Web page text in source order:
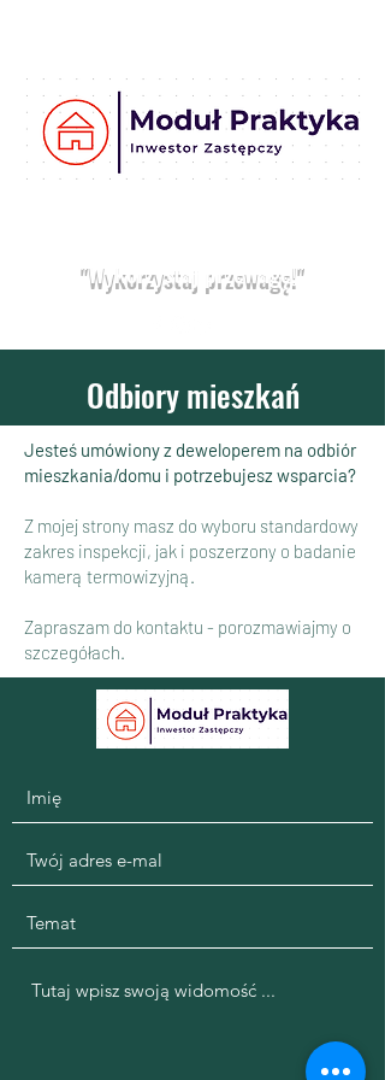
Moduł
Praktyka
"Wykorzystaj przewagę!"
Odbiory mieszkań
Jesteś umówiony z deweloperem na odbiór
mieszkania/domu i potrzebujesz wsparcia?
Z mojej strony masz do wyboru standardowy
zakres inspekcji, jak i poszerzony o badanie
kamerą termowizyjną.
Zapraszam do kontaktu - porozmawiajmy o
szczegółach.